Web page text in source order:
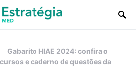
Gabarito HIAE 2024: confira o
e caderno de questões da